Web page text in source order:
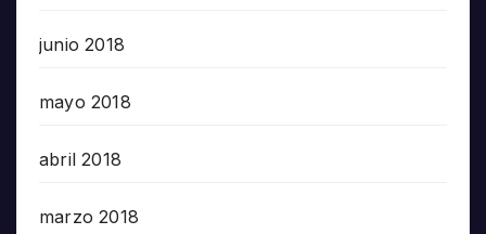
junio 2018
mayo 2018
abril 2018
marzo 2018